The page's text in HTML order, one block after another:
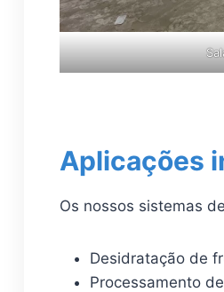
Aplicações
Os nossos sistemas
Desidratação de
Processamento